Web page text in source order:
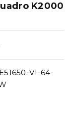
K2000
V1-64-